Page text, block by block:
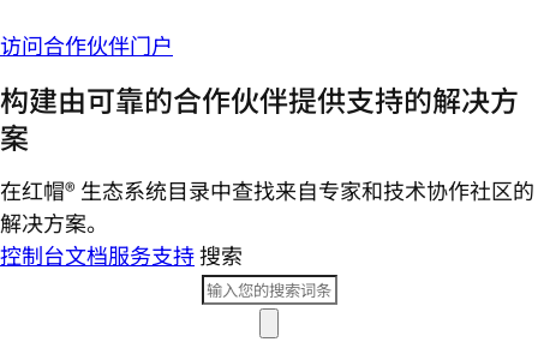
访问合作伙伴门户
构建由可靠的合作伙伴提供支持的解决方
案
在红帽® 生态系统目录中查找来自专家和技术协作社区的
解决方案。
控制台文档服务支持搜索